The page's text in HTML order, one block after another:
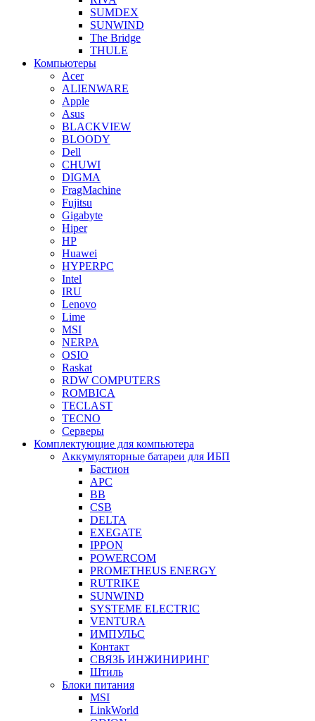
SUMDEX
SUNWIND
The Bridge
THULE
Компьютеры
Acer
ALIENWARE
Apple
Asus
BLACKVIEW
BLOODY
Dell
CHUWI
DIGMA
FragMachine
Fujitsu
Gigabyte
Hiper
HP
Huawei
HYPERPC
Intel
IRU
Lenovo
Lime
MSI
NERPA
OSIO
Raskat
RDW COMPUTERS
ROMBICA
TECLAST
TECNO
Серверы
Комплектующие для компьютера
Аккумуляторные батареи для ИБП
Бастион
APC
BB
CSB
DELTA
EXEGATE
IPPON
POWERCOM
PROMETHEUS ENERGY
RUTRIKE
SUNWIND
SYSTEME ELECTRIC
VENTURA
ИМПУЛЬС
Контакт
СВЯЗЬ ИНЖИНИРИНГ
Штиль
Блоки питания
MSI
LinkWorld